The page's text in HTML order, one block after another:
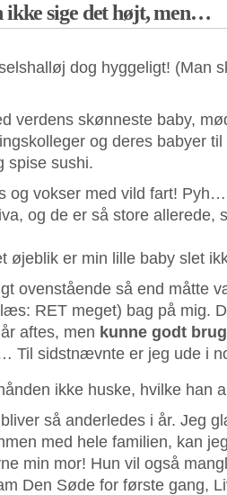
ikke sige det højt, men…
dog hyggeligt! (Man
verdens skønneste baby,
og deres babyer
spise sushi.
og vokser med vild fart!
og de er så store allerede,
øjeblik er min lille baby slet
ovenstående så end måtte
RET meget) bag på mig.
aftes, men kunne godt
Til sidstnævnte er jeg ude i
ikke huske, hvilke han
så anderledes i år. Jeg
med hele familien, kan
min mor! Hun vil også
Den Søde for første gang,